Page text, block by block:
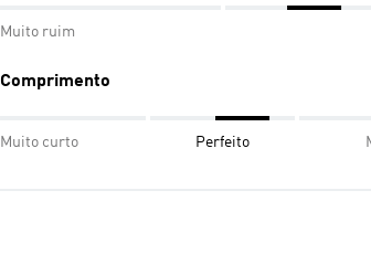
Muito ruim
Comprimento
Muito curto Perfeito